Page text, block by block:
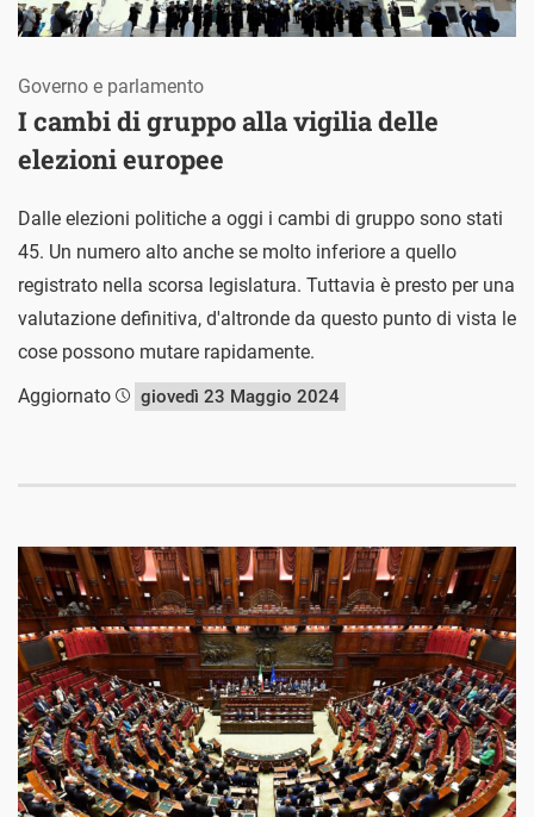
I cambi di gruppo alla vigilia delle
elezioni europee
Governo e parlamento
Dalle elezioni politiche a oggi i cambi di gruppo sono stati
45. Un numero alto anche se molto inferiore a quello
registrato nella scorsa legislatura. Tuttavia è presto per una
valutazione definitiva, d'altronde da questo punto di vista le
cose possono mutare rapidamente.
Aggiornato
giovedì 23 Maggio 2024